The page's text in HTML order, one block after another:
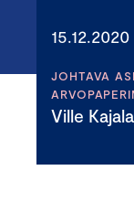
15.12.2020
JOHTAVA
Ville Kajala